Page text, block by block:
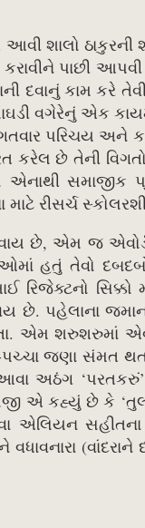
શાલો
કરાવીને પાછી
દવાનું કામ
વગેરેનું એક
પરિચય અને
કરેલ છે તેની
સમાજીક
રીસર્ચ
છે, એમ જ એવોર્ડ
હતું તેવો દબદબો
સિક્કો
છે. પહેલાના
એમ શરુશરુમાં
જણા સંમત
અઠંગ ‘પરતકરું’
એ કહ્યું છે કે
એલિયન
(વાંદરાને